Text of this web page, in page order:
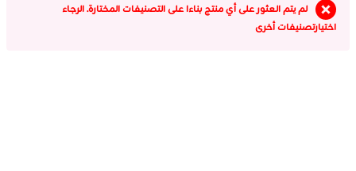
لم يتم العثور على أي منتج بناءا على التصنيفات المختارة. الرجاء
اختيارتصنيفات أخرى